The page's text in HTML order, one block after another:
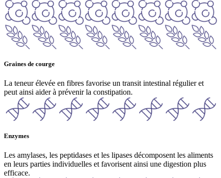
Graines de courge
La teneur élevée en fibres favorise un transit intestinal régulier et
peut ainsi aider à prévenir la constipation.
Enzymes
Les amylases, les peptidases et les lipases décomposent les aliments
en leurs parties individuelles et favorisent ainsi une digestion plus
efficace.